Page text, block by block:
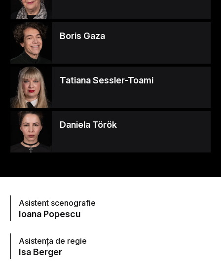
Boris Gaza
Tatiana Sessler-Toami
Daniela Török
Asistent scenografie
Ioana Popescu
Asistenţa de regie
Isa Berger